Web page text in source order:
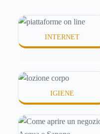
o difficili da assorbire.
INTERNET
IGIENE